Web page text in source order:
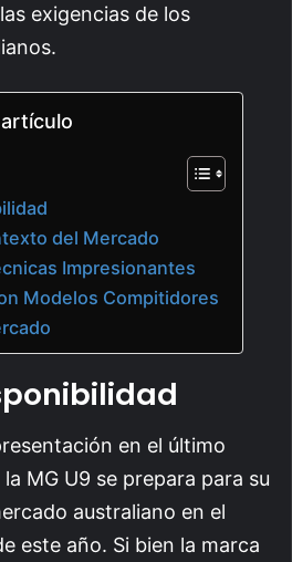
exigencias de los
del Mercado
Impresionantes
Modelos Compitidores
en el último
MG U9 se prepara para su
australiano en el
este año. Si bien la marca